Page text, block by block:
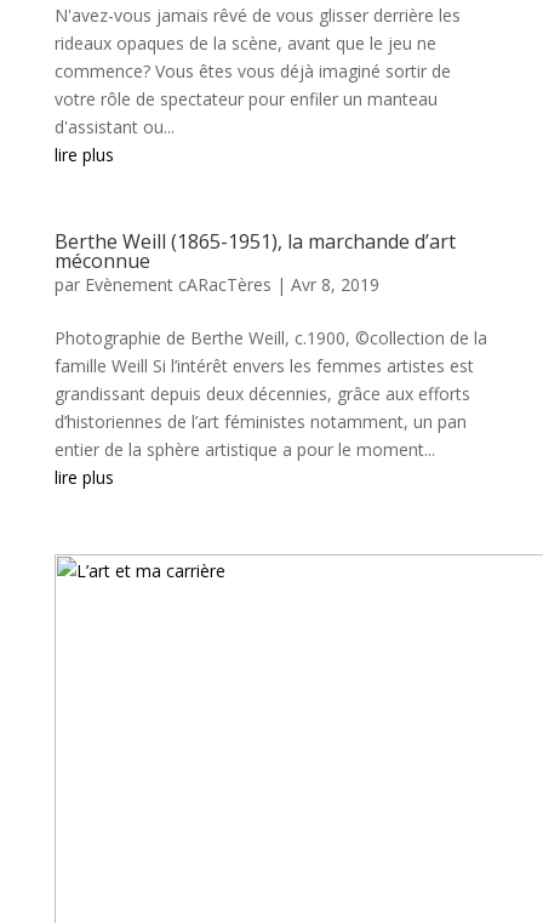
N'avez-vous jamais rêvé de vous glisser derrière les
rideaux opaques de la scène, avant que le jeu ne
commence? Vous êtes vous déjà imaginé sortir de
votre rôle de spectateur pour enfiler un manteau
d'assistant ou...
lire plus
Berthe Weill (1865-1951), la marchande d’art
méconnue
par Evènement cARacTères | Avr 8, 2019
Photographie de Berthe Weill, c.1900, ©collection de la
famille Weill Si l’intérêt envers les femmes artistes est
grandissant depuis deux décennies, grâce aux efforts
d’historiennes de l’art féministes notamment, un pan
entier de la sphère artistique a pour le moment...
lire plus